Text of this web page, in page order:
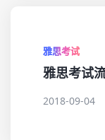
雅思考试
雅思考试
2018-09-04